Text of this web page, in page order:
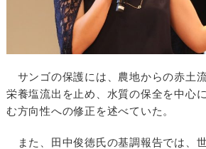
サンゴの保護には、農地からの赤土
栄養塩流出を止め、水質の保全を中心
む方向性への修正を述べていた。
また、田中俊徳氏の基調報告では、